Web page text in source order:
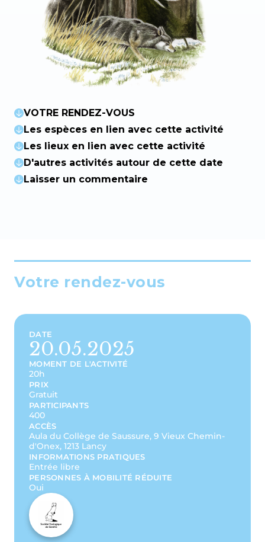
VOTRE RENDEZ-VOUS
Les espèces en lien avec cette activité
Les lieux en lien avec cette activité
D'autres activités autour de cette date
Laisser un commentaire
Votre rendez-vous
DATE
20.05.2025
MOMENT DE L'ACTIVITÉ
20h
PRIX
Gratuit
PARTICIPANTS
400
ACCÈS
Aula du Collège de Saussure, 9 Vieux Chemin-
d'Onex, 1213 Lancy
INFORMATIONS PRATIQUES
Entrée libre
PERSONNES À MOBILITÉ RÉDUITE
Oui